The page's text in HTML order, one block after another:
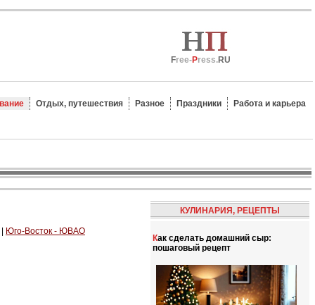
Free-Press.RU
Отдых, путешествия Разное Праздники Работа и карьера
Юго-Восток - ЮВАО
КУЛИНАРИЯ, РЕЦЕПТЫ
Как сделать домашний сыр:
пошаговый рецепт